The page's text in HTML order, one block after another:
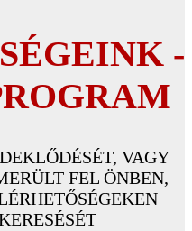
-
VAGY
FEL ÖNBEN,